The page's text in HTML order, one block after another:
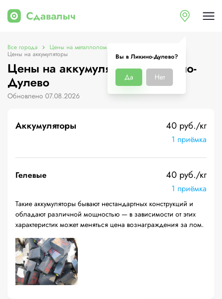
Вы в Ликино-Дулево?
Да Нет
Все города Цены на металлолом в Ликино-Дулево
Цены на аккумуляторы
Цены на аккумуляторы в Ликино-
Дулево
Обновлено 07.08.2026
Аккумуляторы 40 руб./кг
1 приёмка
Гелевые 40 руб./кг
1 приёмка
Такие аккумуляторы бывают нестандартных конструкций и
обладают различной мощностью — в зависимости от этих
характеристик может меняться цена вознаграждения за лом.